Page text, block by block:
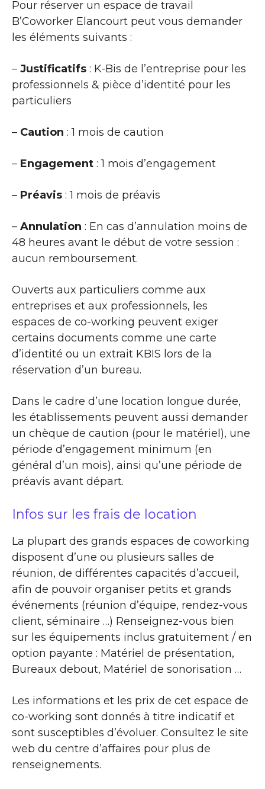
Pour réserver un espace de travail
B’Coworker Elancourt peut vous demander
les éléments suivants :
– Justificatifs : K-Bis de l’entreprise pour les
professionnels & pièce d’identité pour les
particuliers
– Caution : 1 mois de caution
– Engagement : 1 mois d’engagement
– Préavis : 1 mois de préavis
– Annulation : En cas d’annulation moins de
48 heures avant le début de votre session :
aucun remboursement.
Ouverts aux particuliers comme aux
entreprises et aux professionnels, les
espaces de co-working peuvent exiger
certains documents comme une carte
d’identité ou un extrait KBIS lors de la
réservation d’un bureau.
Dans le cadre d’une location longue durée,
les établissements peuvent aussi demander
un chèque de caution (pour le matériel), une
période d’engagement minimum (en
général d’un mois), ainsi qu’une période de
préavis avant départ.
Infos sur les frais de location
La plupart des grands espaces de coworking
disposent d’une ou plusieurs salles de
réunion, de différentes capacités d’accueil,
afin de pouvoir organiser petits et grands
événements (réunion d’équipe, rendez-vous
client, séminaire …) Renseignez-vous bien
sur les équipements inclus gratuitement / en
option payante : Matériel de présentation,
Bureaux debout, Matériel de sonorisation …
Les informations et les prix de cet espace de
co-working sont donnés à titre indicatif et
sont susceptibles d’évoluer. Consultez le site
web du centre d’affaires pour plus de
renseignements.